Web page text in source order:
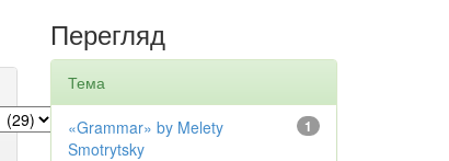
Перегляд
Тема
1
«Grammar» by Melety
Smotrytsky